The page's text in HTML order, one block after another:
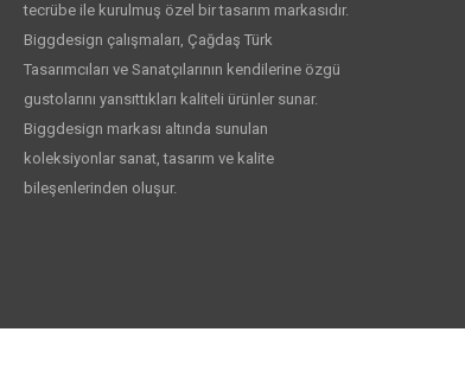
tecrübe ile kurulmuş özel bir tasarım markasıdır.
Biggdesign çalışmaları, Çağdaş Türk
Tasarımcıları ve Sanatçılarının kendilerine özgü
gustolarını yansıttıkları kaliteli ürünler sunar.
Biggdesign markası altında sunulan
koleksiyonlar sanat, tasarım ve kalite
bileşenlerinden oluşur.